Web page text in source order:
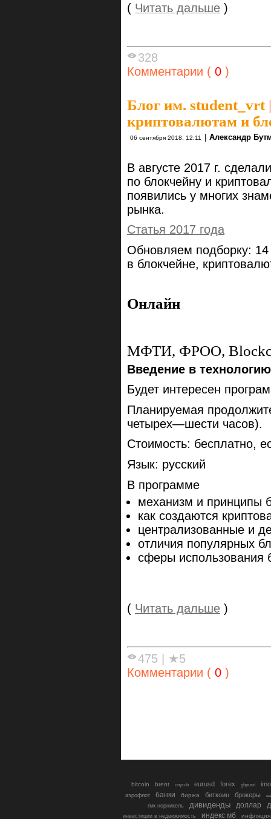
( Читать дальше )
328
Комментарии ( 0 )
Блог им. student_vrt|
криптовалютам и
06 сентября 2018, 12:11 Александр
В августе 2017 г.
по блокчейну и
появились у многих
рынка.
Статья 2017 года
Обновляем подборку: 14
в блокчейне,
Онлайн
МФТИ, ФРОО,
Введение в
Будет интересен
Планируемая
четырех—шести часов).
Стоимость: бесплатно,
Язык: русский
В программе
механизм и принципы
как создаются
централизованные и
отличия популярных
сферы использования
( Читать дальше )
475
★5
Комментарии ( 0 )
bitcoin brent cnyrub eurusd forex gbpusd
аэрофлот банки биржа биткоин брокеры
гмк норникель
дивиденды доллар
инвестиции в недвижимость индекс мб инфляция